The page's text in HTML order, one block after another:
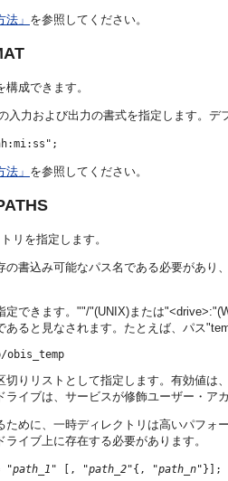
」 を参照してください。
成できます。
入力および出力の書式を指定します。デ
」 を参照してください。
リを指定します。
の書込み可能なパス名である必要があ
定できます。""/"(UNIX)または
あると見なされます。たとえば、パス
りリストとして指定します。有効値
ライブは、サービスが修飾ユーザー・ア
ために、一時ディレクトリは高いパフ
イブ上に存在する必要があります。
"path_1 " [, "path_2"{, "path_n"}];